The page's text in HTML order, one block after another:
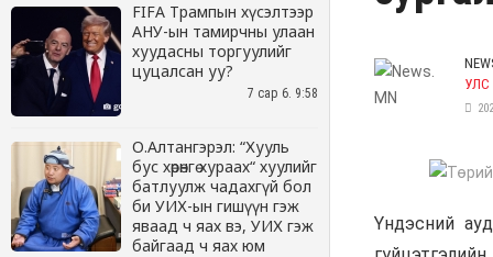
FIFA Трампын хүсэлтээр
АНУ-ын тамирчны улаан
хуудасны торгуулийг
цуцалсан уу?
7 сар 6. 9:58
О.Алтангэрэл: “Хууль
бус хөрөнгө хураах“ хуулийг
батлуулж чадахгүй бол
би УИХ-ын гишүүн гэж
яваад ч яах вэ, УИХ гэж
байгаад ч яах юм